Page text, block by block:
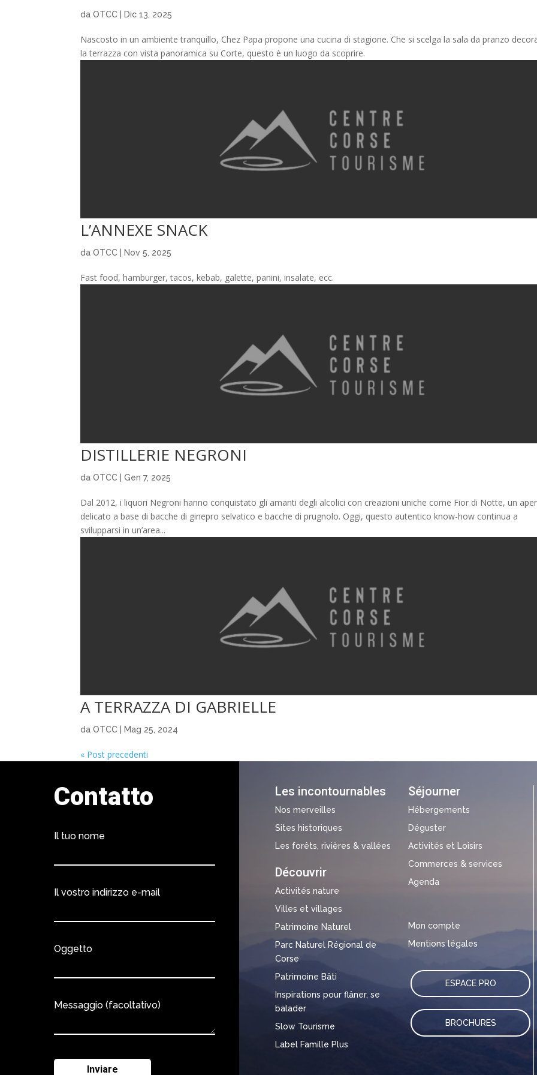
daOTCC Dic 13, 2025
Nascosto in un ambiente tranquillo, Chez Papa propone una cucina di stagione. Che si scelga la sala da pranzo
la terrazza con vista panoramica su Corte, questo è un luogo da scoprire.
L’ANNEXE SNACK
daOTCC Nov 5, 2025
Fast food, hamburger, tacos, kebab, galette, panini, insalate, ecc.
DISTILLERIE NEGRONI
daOTCC |Gen 7, 2025
Dal 2012, i liquori Negroni hanno conquistato gli amanti degli alcolici con creazioni uniche come Fior di Notte, un
delicato a base di bacche di ginepro selvatico e bacche di prugnolo. Oggi, questo autentico know-how continua a
svilupparsi in un’area...
A TERRAZZA DI GABRIELLE
daOTCC Mag 25, 2024
« Post precedenti
Les incontournables
Nos merveilles
Sites historiques
Les forêts, rivières & vallées
Découvrir
Activités nature
Villes et villages
Patrimoine Naturel
Parc Naturel Régional de
Corse
Patrimoine Bâti
Inspirations pour flâner, se
balader
Slow Tourisme
Label Famille Plus
Séjourner
Hébergements
Déguster
Activités et Loisirs
Commerces & services
Agenda
Mon compte
Mentions légales
ESPACE PRO
BROCHURES
Contatto
Il tuo nome
Il vostro indirizzo e-mail
Oggetto
Messaggio (facoltativo)